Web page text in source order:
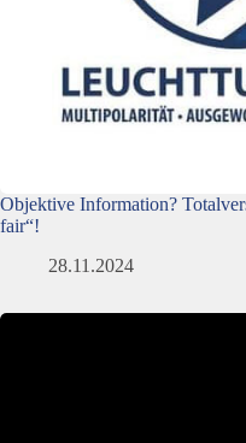
Objektive Information?
fair“!
28.11.2024